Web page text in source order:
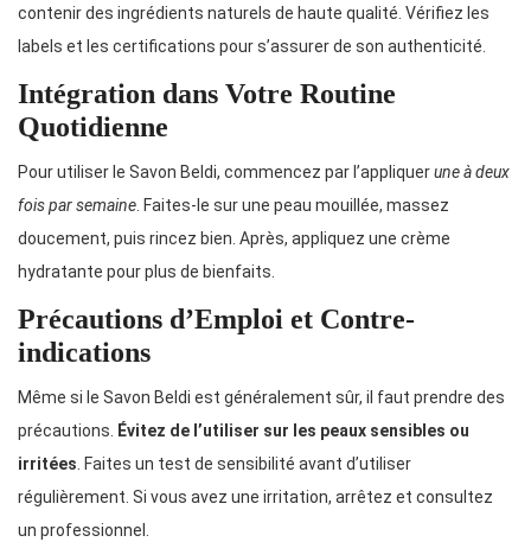
contenir des ingrédients naturels de haute qualité. Vérifiez les
labels et les certifications pour s’assurer de son authenticité.
Intégration dans Votre Routine
Quotidienne
Pour utiliser le Savon Beldi, commencez par l’appliquerune à deux
fois par semaine . Faites-le sur une peau mouillée, massez
doucement, puis rincez bien. Après, appliquez une crème
hydratante pour plus de bienfaits.
Précautions d’Emploi et Contre-
indications
Même si le Savon Beldi est généralement sûr, il faut prendre des
précautions.
Évitez de l’utiliser sur les peaux sensibles ou
irritées . Faites un test de sensibilité avant d’utiliser
régulièrement. Si vous avez une irritation, arrêtez et consultez
un professionnel.